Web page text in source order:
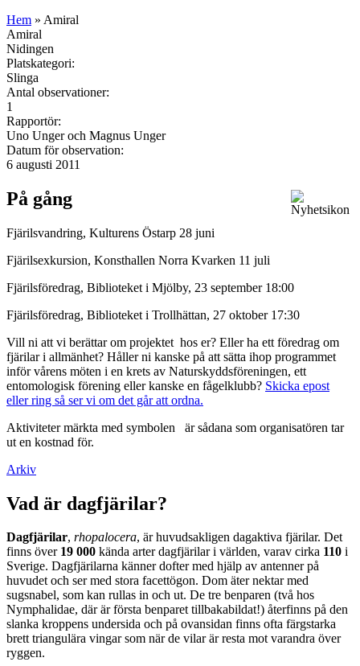
Hem » Amiral
Amiral
Nidingen
Platskategori:
Slinga
Antal observationer:
1
Rapportör:
Uno Unger och Magnus Unger
Datum för observation:
6 augusti 2011
På gång
Fjärilsvandring, Kulturens Östarp 28 juni
Fjärilsexkursion, Konsthallen Norra Kvarken 11 juli
Fjärilsföredrag, Biblioteket i Mjölby, 23 september 18:00
Fjärilsföredrag, Biblioteket i Trollhättan, 27 oktober 17:30
Vill ni att vi berättar om projektet hos er? Eller ha ett föredrag om
fjärilar i allmänhet? Håller ni kanske på att sätta ihop programmet
inför vårens möten i en krets av Naturskyddsföreningen, ett
entomologisk förening eller kanske en fågelklubb? Skicka epost
eller ring så ser vi om det går att ordna.
Aktiviteter märkta med symbolen
är sådana som organisatören tar
ut en kostnad för.
Arkiv
Vad är dagfjärilar?
Dagfjärilar, rhopalocera, är huvudsakligen dagaktiva fjärilar. Det
finns över 19 000 kända arter dagfjärilar i världen, varav cirka 110 i
Sverige. Dagfjärilarna känner dofter med hjälp av antenner på
huvudet och ser med stora facettögon. Dom äter nektar med
sugsnabel, som kan rullas in och ut. De tre benparen (två hos
Nymphalidae, där är första benparet tillbakabildat!) återfinns på den
slanka kroppens undersida och på ovansidan finns ofta färgstarka
brett triangulära vingar som när de vilar är resta mot varandra över
ryggen.